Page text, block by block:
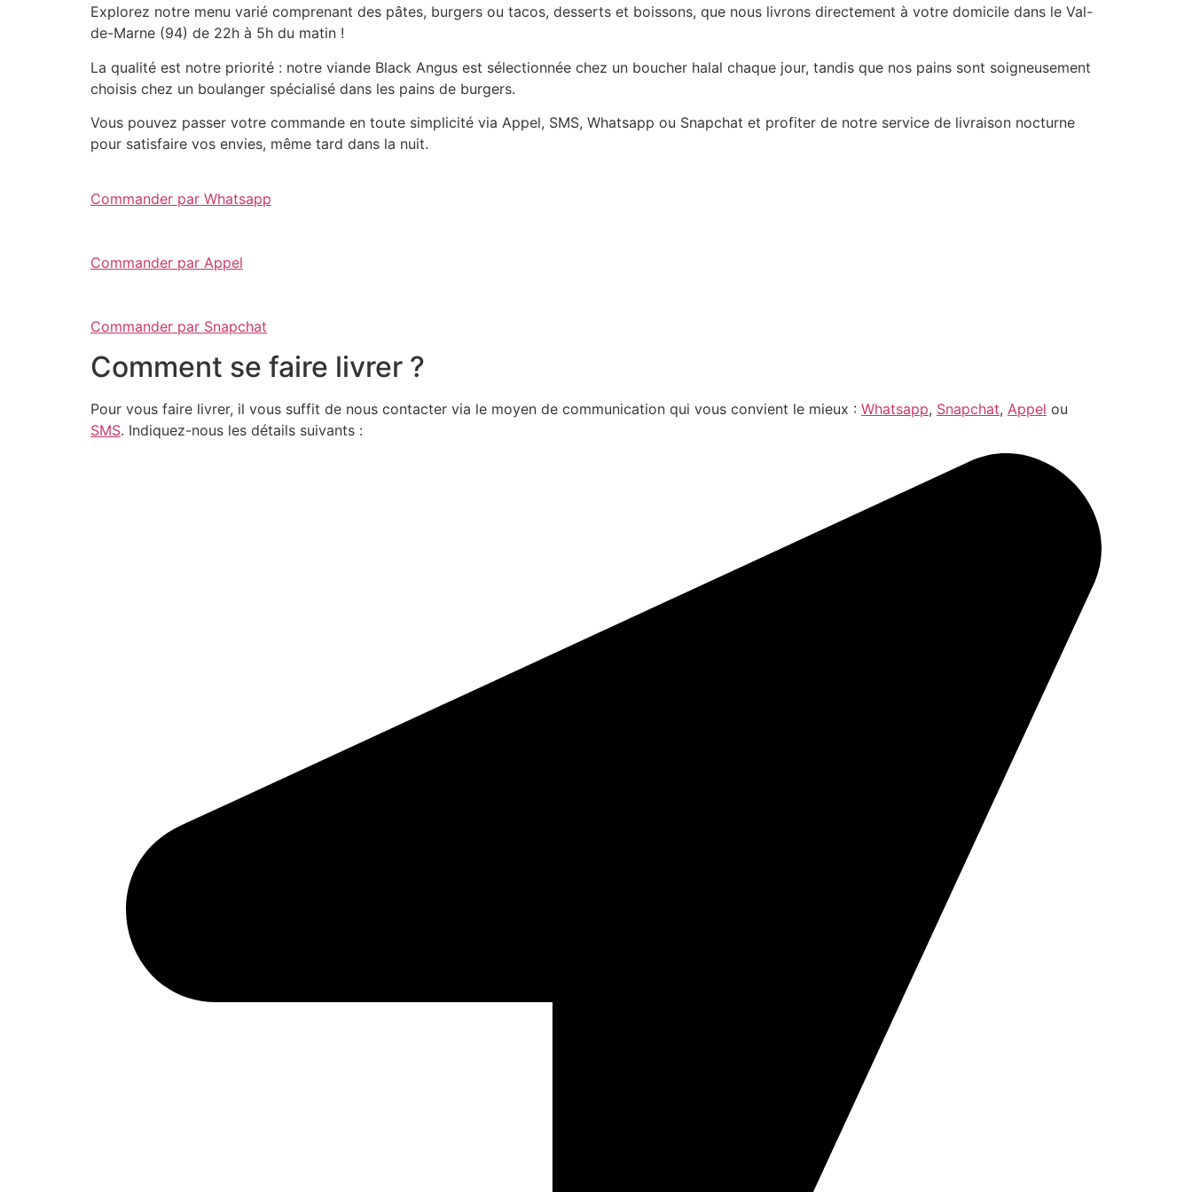
Explorez notre menu varié comprenant des pâtes, burgers ou tacos, desserts et boissons, que nous livrons directement à votre domicile dans le Val-
de-Marne (94) de 22h à 5h du matin !
La qualité est notre priorité : notre viande Black Angus est sélectionnée chez un boucher halal chaque jour, tandis que nos pains sont soigneusement
choisis chez un boulanger spécialisé dans les pains de burgers.
Vous pouvez passer votre commande en toute simplicité via Appel, SMS, Whatsapp ou Snapchat et profiter de notre service de livraison nocturne
pour satisfaire vos envies, même tard dans la nuit.
Commander par Whatsapp
Commander par Appel
Commander par Snapchat
Comment se faire livrer ?
Pour vous faire livrer, il vous suffit de nous contacter via le moyen de communication qui vous convient le mieux : Whatsapp, Snapchat, Appel ou
SMS. Indiquez-nous les détails suivants :